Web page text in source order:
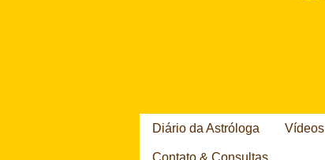
Diário da Astróloga Vídeos
Contato & Consultas